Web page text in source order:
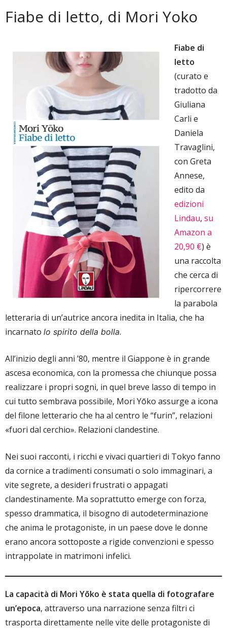
Fiabe di letto, di Mori Yoko
Fiabe di
letto
(curato e
tradotto da
Giuliana
Carli e
Daniela
Travaglini,
con Greta
Annese,
edito da
edizioni
Lindau, su
Amazon a
20,90 €) è
una raccolta
che cerca di
ripercorrere
la parabola
letteraria di un’autrice ancora inedita in Italia, che ha
incarnato lo spirito della bolla.
All’inizio degli anni ’80, mentre il Giappone è in grande
ascesa economica, con la promessa che chiunque possa
realizzare i propri sogni, in quel breve lasso di tempo in
cui tutto sembrava possibile, Mori Yōko assurge a icona
del filone letterario che ha al centro le “furin”, relazioni
«fuori dal cerchio». Relazioni clandestine.
Nei suoi racconti, i ricchi e vivaci quartieri di Tokyo fanno
da cornice a tradimenti consumati o solo immaginari, a
vite segrete, a desideri frustrati o appagati
clandestinamente. Ma soprattutto emerge con forza,
spesso drammatica, il bisogno di autodeterminazione
che anima le protagoniste, in un paese dove le donne
erano ancora sottoposte a rigide convenzioni e spesso
intrappolate in matrimoni infelici.
La capacità di Mori Yōko è stata quella di fotografare
un’epoca, attraverso una narrazione senza filtri ci
trasporta direttamente nelle vite delle protagoniste di